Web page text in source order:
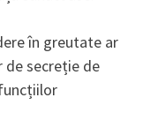
în greutate ar
de secreție de